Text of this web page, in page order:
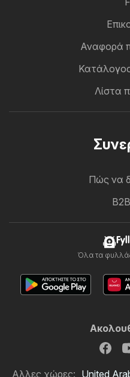
Αναφορά
Λίστα
Πώς να
Όλα τα
Αλλες χώρες: United